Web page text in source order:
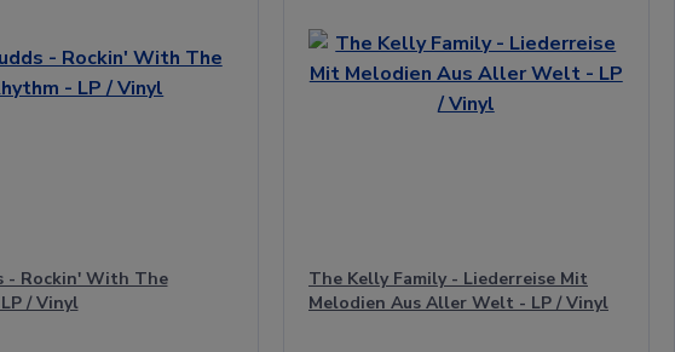
- Rockin' With The
/ Vinyl
The Kelly Family - Liederreise Mit
Melodien Aus Aller Welt - LP / Vinyl